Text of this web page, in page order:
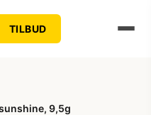
TILBUD
9,5g